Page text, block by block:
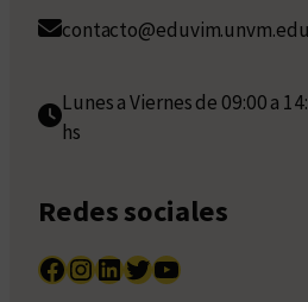
Lunes a Viernes de 09:00 a
hs
Redes sociales
Facebook InstagramLinkedIn Twitter YouTube